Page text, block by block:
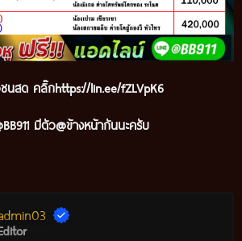
ชนสด คลิ๊กhttps://lin.ee/fZLVpK6
มีตัว@ข้างหน้ากันนะครับ